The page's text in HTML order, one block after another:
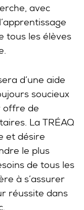
avec
tous les élèves
d’une aide
soucieux
offre de
La TRÉAQ
et désire
le plus
de tous les
à s’assurer
réussite dans